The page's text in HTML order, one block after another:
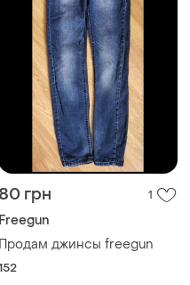
80 грн 1
Freegun
Продам джинсы freegun